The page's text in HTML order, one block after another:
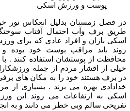
پوست و ورزش اسکی
در فصل زمستان بدلیل انعکاس نور
طریق برف وآب احتمال آفتاب
اسکی بازان و افراد عادی که برای
روند باید مراقب پوست خود بوده
محافظت از پوستشان استفاده کنند .
خیلی از اقشار مردم از جمله
در برف هستند خود را به مکان های
خدادادی بهره می برند . بسیاری از
اسکی به ارتفاعات می روند این
تفریحی سالم وبی خطر می دانند و به